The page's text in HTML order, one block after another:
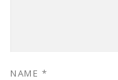
NAME *